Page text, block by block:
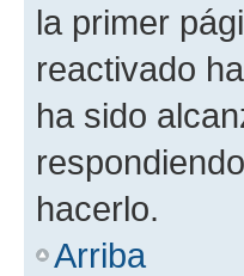
la primer
reactivado
ha sido
hacerlo.
Arriba